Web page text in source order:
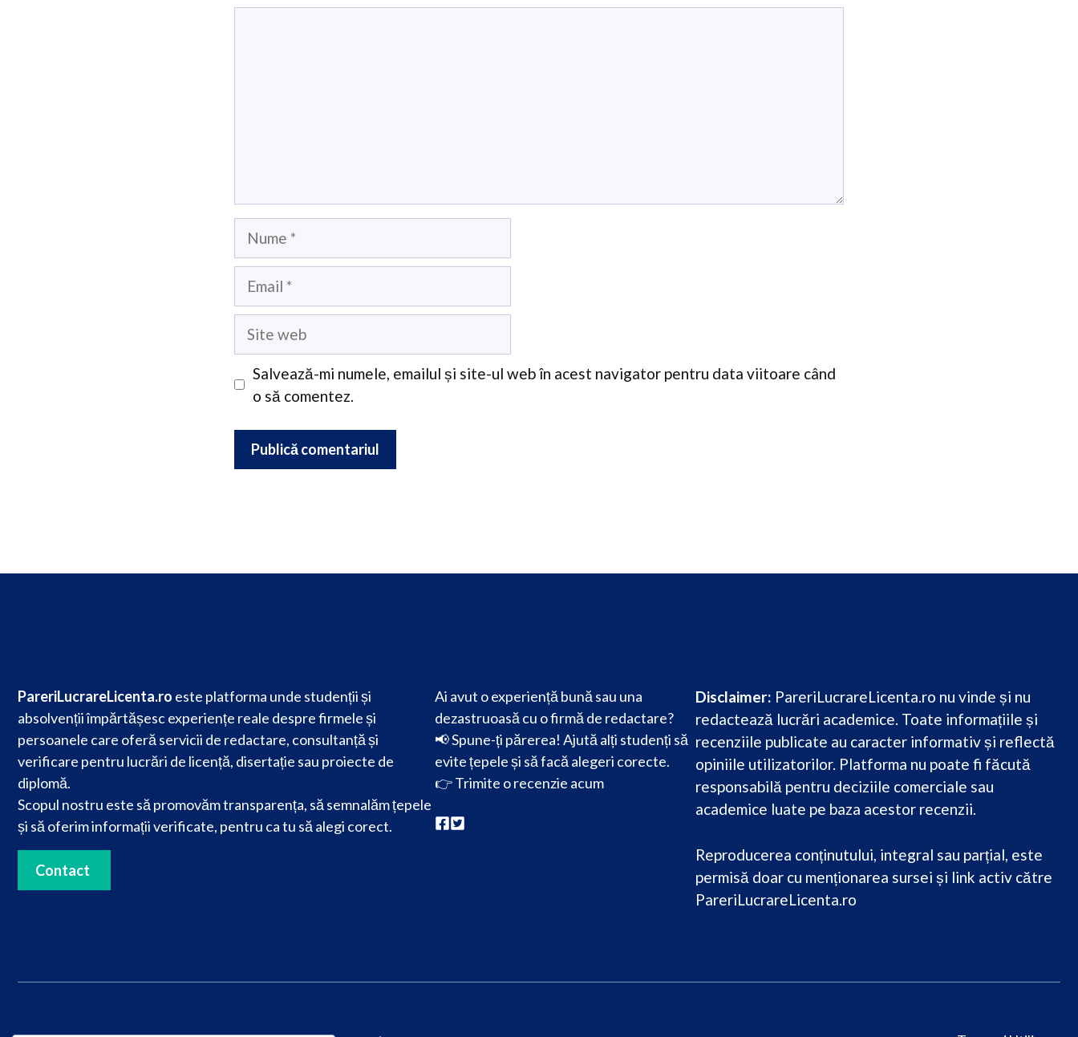
Nume
Email
Site
Salvează-mi numele, emailul și site-ul web în acest navigator pentru data viitoare când
o să comentez.
PareriLucrareLicenta.ro este platforma unde studenții și
absolvenții împărtășesc experiențe reale despre firmele și
persoanele care oferă servicii de redactare, consultanță și
verificare pentru lucrări de licență, disertație sau proiecte de
diplomă.
Scopul nostru este să promovăm transparența, să semnalăm țepele
și să oferim informații verificate, pentru ca tu să alegi corect.
Contact
Ai avut o experiență bună sau una
dezastruoasă cu o firmă de redactare?
📢 Spune-ți părerea! Ajută alți studenți să
evite țepele și să facă alegeri corecte.
👉Trimite o recenzie acum
Disclaimer: PareriLucrareLicenta.ro nu vinde și nu
redactează lucrări academice. Toate informațiile și
recenziile publicate au caracter informativ și reflectă
opiniile utilizatorilor. Platforma nu poate fi făcută
responsabilă pentru deciziile comerciale sau
academice luate pe baza acestor recenzii.
Reproducerea conținutului, integral sau parțial, este
permisă doar cu menționarea sursei și link activ către
PareriLucrareLicenta.ro